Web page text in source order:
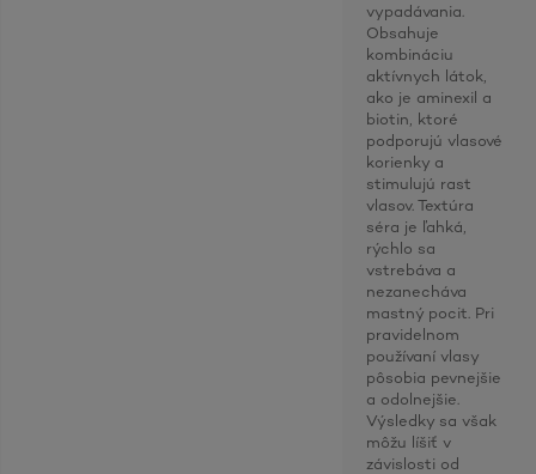
vypadávania.
Obsahuje
kombináciu
aktívnych látok,
ako je aminexil a
biotin, ktoré
podporujú vlasové
korienky a
stimulujú rast
vlasov. Textúra
séra je ľahká,
rýchlo sa
vstrebáva a
nezanecháva
mastný pocit. Pri
pravidelnom
používaní vlasy
pôsobia pevnejšie
a odolnejšie.
Výsledky sa však
môžu líšiť v
závislosti od